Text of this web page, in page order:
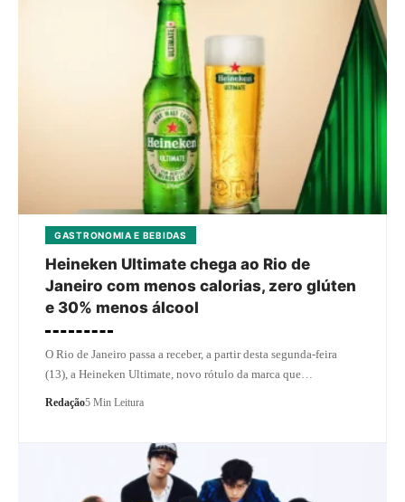
GASTRONOMIA E BEBIDAS
Heineken Ultimate chega ao Rio de
Janeiro com menos calorias, zero glúten
e 30% menos álcool
O Rio de Janeiro passa a receber, a partir desta segunda-feira
(13), a Heineken Ultimate, novo rótulo da marca que…
Redação5 Min Leitura